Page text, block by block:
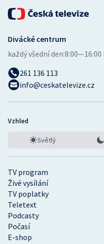
TV program
Živé vysílání
TV poplatky
Teletext
Podcasty
Počasí
E-shop
Divácké centrum
každý všední den:8:00—16:00
261 136 113
info@ceskatelevize.cz
Vzhled
Světlý